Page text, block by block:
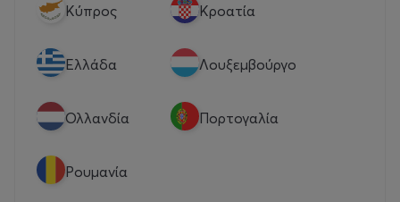
Κύπρος Κροατία
Eλλάδα Λουξεμβούργο
Ολλανδία Πορτογαλία
Ρουμανία